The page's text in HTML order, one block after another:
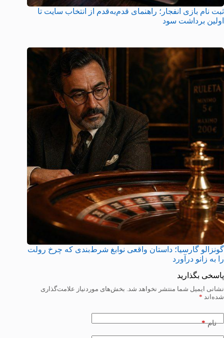
ثبت نام بازی انفجار؛ راهنمای قدم‌به‌قدم از انتخاب سایت تا
اولین برداشت سود
گونزالو گارسیا؛ داستان واقعی نوابغ شرط‌بندی که چرخ رولت
را به زانو درآورد
پاسخی بگذارید
نشانی ایمیل شما منتشر نخواهد شد. بخش‌های موردنیاز علامت‌گذاری
شده‌اند *
نام*